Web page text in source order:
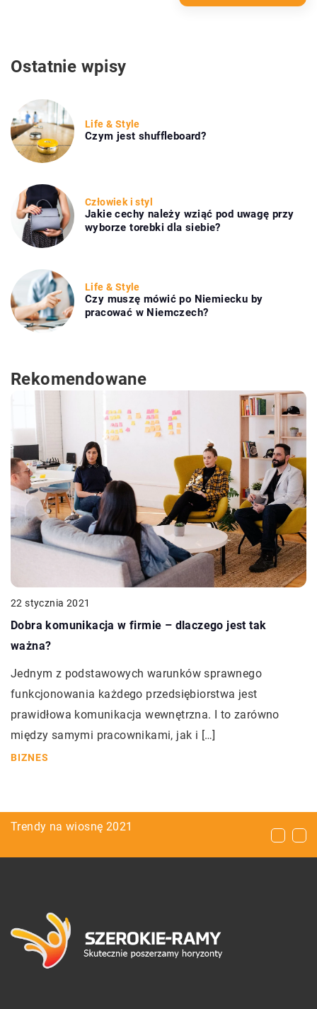
Ostatnie wpisy
Life & Style
Czym jest shuffleboard?
Człowiek i styl
Jakie cechy należy wziąć pod uwagę przy
wyborze torebki dla siebie?
Life & Style
Czy muszę mówić po Niemiecku by
pracować w Niemczech?
Rekomendowane
22 stycznia 2021
Dobra komunikacja w firmie – dlaczego jest tak
ważna?
Jednym z podstawowych warunków sprawnego
funkcjonowania każdego przedsiębiorstwa jest
prawidłowa komunikacja wewnętrzna. I to zarówno
między samymi pracownikami, jak i […]
BIZNES
W jakich miejscach można zamontować
Trendy na wiosnę 2021
Do jakich krajów najlepiej wybrać się na